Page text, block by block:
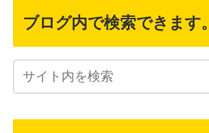
ブログ内で検索できます。